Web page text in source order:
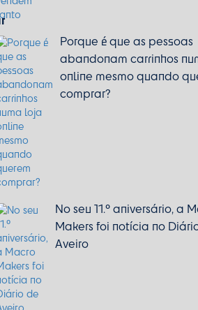
Porque é que as pessoas
abandonam carrinhos
online mesmo quando
comprar?
No seu 11.º aniversário, a
Makers foi notícia no
Aveiro